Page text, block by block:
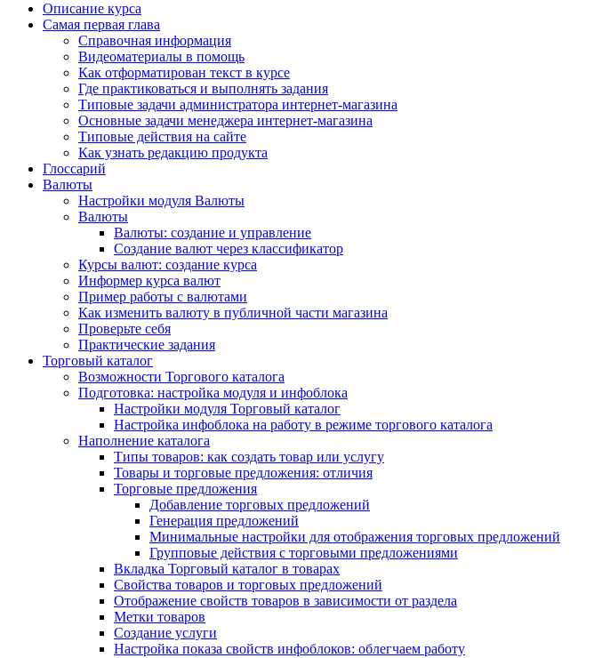
Описание курса
Самая первая глава
Справочная информация
Видеоматериалы в помощь
Как отформатирован текст в курсе
Где практиковаться и выполнять задания
Типовые задачи администратора интернет-магазина
Основные задачи менеджера интернет-магазина
Типовые действия на сайте
Как узнать редакцию продукта
Глоссарий
Валюты
Настройки модуля Валюты
Валюты
Валюты: создание и управление
Создание валют через классификатор
Курсы валют: создание курса
Информер курса валют
Пример работы с валютами
Как изменить валюту в публичной части магазина
Проверьте себя
Практические задания
Торговый каталог
Возможности Торгового каталога
Подготовка: настройка модуля и инфоблока
Настройки модуля Торговый каталог
Настройка инфоблока на работу в режиме торгового каталога
Наполнение каталога
Типы товаров: как создать товар или услугу
Товары и торговые предложения: отличия
Торговые предложения
Добавление торговых предложений
Генерация предложений
Минимальные настройки для отображения торговых предложений
Групповые действия с торговыми предложениями
Вкладка Торговый каталог в товарах
Свойства товаров и торговых предложений
Отображение свойств товаров в зависимости от раздела
Метки товаров
Создание услуги
Настройка показа свойств инфоблоков: облегчаем работу